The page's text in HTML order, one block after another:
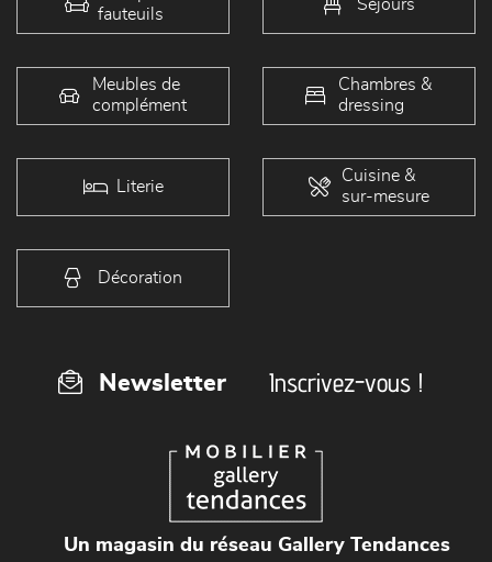
fauteuils
Séjours
Meubles de
complément
Chambres &
dressing
Literie
Cuisine &
sur-mesure
Décoration
Newsletter Inscrivez-vous !
Un magasin du réseau Gallery Tendances